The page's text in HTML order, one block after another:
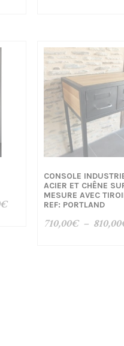
€Plage
CONSOLE
ACIER ET CHÊNE
MESURE AVEC
REF: PORTLAND
710,00€ – 810,00